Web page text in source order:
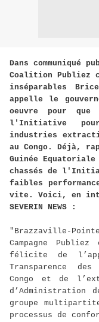
Dans
Coalition Publiez
inséparables
appelle le
oeuvre pour
l'Initiative
industries
au Congo. Déjà,
Guinée
chassés de
faibles
vite. Voici, en
SEVERIN NEWS :
"Brazzaville-
Campagne
félicite de
Transparence
Congo et de
d’Administration
groupe
processus de